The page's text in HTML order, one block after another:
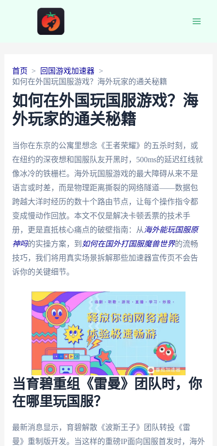
首页
回国游戏加速器
如何在外国玩国服游戏？海外玩家的通关秘籍
如何在外国玩国服游戏？海
外玩家的通关秘籍
当你在东京的公寓里想念《王者荣耀》的五杀时刻，或
在纽约的深夜想和国服队友开黑时，500ms的延迟红线就
像冰冷的铁栅栏。海外玩国服游戏的最大障碍从来不是
语言或时差，而是物理距离撕裂的网络隧道——数据包
跨越大洋时经历的数十个路由节点，让每个操作指令都
变成慢动作回放。本文不仅是解决卡顿丢票的技术手
册，更是直抵核心痛点的破壁指南：从 海外能玩国服原
神吗的实操方案，到 如何在国外打国服魔兽世界的流畅
技巧，我们将用真实场景拆解那些加速器宣传页不会告
诉你的关键细节。
当育碧重组《雷曼》团队时，你
在哪里玩国服？
最新消息显示，育碧解散《波斯王子》团队转投《雷
曼》重制版开发。当这样的重磅IP面向国服首发时，海外